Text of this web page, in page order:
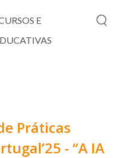
E
Práticas
- “A IA